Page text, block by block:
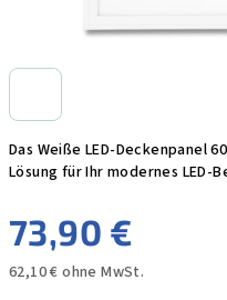
Das Weiße LED-Deckenpanel
Lösung für Ihr modernes LED-
73,90 €
62,10 € ohne MwSt.